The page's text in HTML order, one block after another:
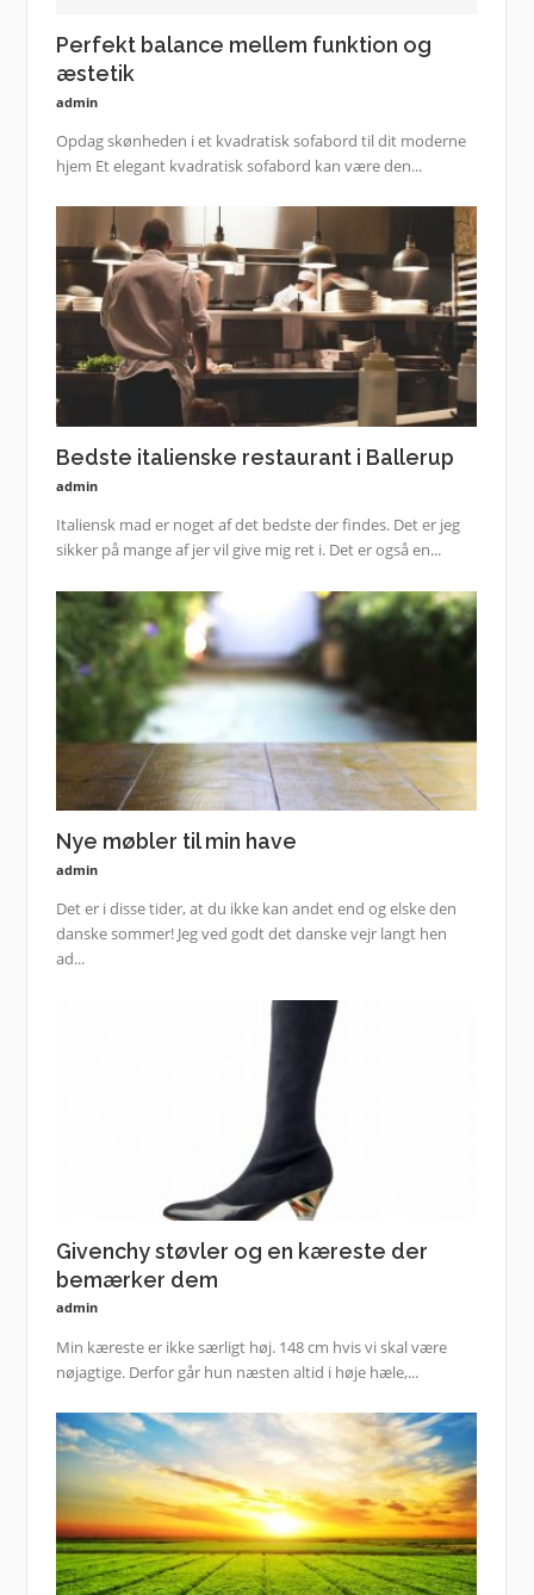
Perfekt balance mellem funktion og
æstetik
admin
Opdag skønheden i et kvadratisk sofabord til dit moderne
hjem Et elegant kvadratisk sofabord kan være den...
Bedste italienske restaurant i Ballerup
admin
Italiensk mad er noget af det bedste der findes. Det er jeg
sikker på mange af jer vil give mig ret i. Det er også en...
Nye møbler til min have
admin
Det er i disse tider, at du ikke kan andet end og elske den
danske sommer! Jeg ved godt det danske vejr langt hen
ad...
Givenchy støvler og en kæreste der
bemærker dem
admin
Min kæreste er ikke særligt høj. 148 cm hvis vi skal være
nøjagtige. Derfor går hun næsten altid i høje hæle,...